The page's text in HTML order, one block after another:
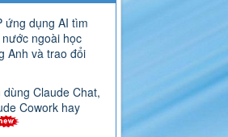
ứng dụng AI tìm
ngoài học
Anh và trao đổi
dùng Claude Chat,
Cowork hay